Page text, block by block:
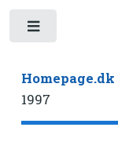
Homepage.dk
1997